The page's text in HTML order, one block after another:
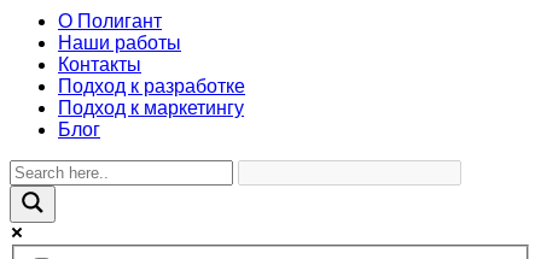
О Полигант
Наши работы
Контакты
Подход к разработке
Подход к маркетингу
Блог